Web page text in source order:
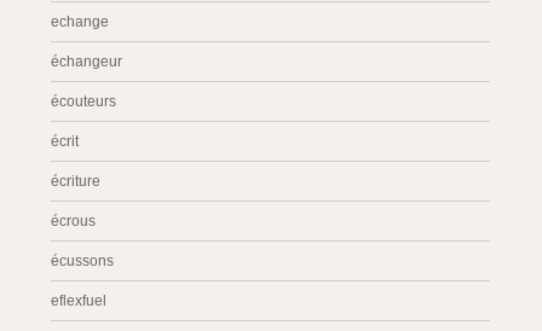
echange
échangeur
écouteurs
écrit
écriture
écrous
écussons
eflexfuel